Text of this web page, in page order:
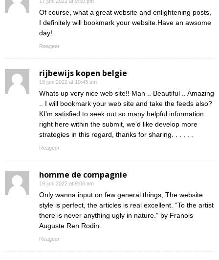
17 juni 2022 at 9:50 pm
Of course, what a great website and enlightening posts,
I definitely will bookmark your website.Have an awsome
day!
Reageer
rijbewijs kopen belgie
18 juni 2022 at 10:43 am
Whats up very nice web site!! Man .. Beautiful .. Amazing
.. I will bookmark your web site and take the feeds also?
KI’m satisfied to seek out so many helpful information
right here within the submit, we’d like develop more
strategies in this regard, thanks for sharing. . . . . .
Reageer
homme de compagnie
19 juni 2022 at 9:06 am
Only wanna input on few general things, The website
style is perfect, the articles is real excellent. “To the artist
there is never anything ugly in nature.” by Franois
Auguste Ren Rodin.
Reageer